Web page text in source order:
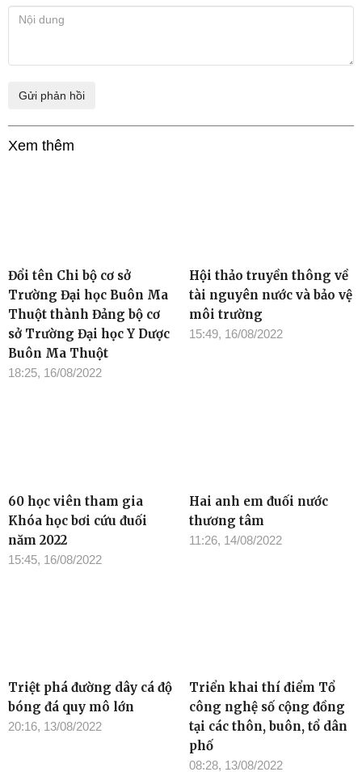
Xem thêm
Đổi tên Chi bộ cơ sở
Trường Đại học Buôn Ma
Thuột thành Đảng bộ cơ
sở Trường Đại học Y Dược
Buôn Ma Thuột
18:25, 16/08/2022
Hội thảo truyền thông về
tài nguyên nước và bảo vệ
môi trường
15:49, 16/08/2022
60 học viên tham gia
Khóa học bơi cứu đuối
năm 2022
15:45, 16/08/2022
Hai anh em đuối nước
thương tâm
11:26, 14/08/2022
Triệt phá đường dây cá độ
bóng đá quy mô lớn
20:16, 13/08/2022
Triển khai thí điểm Tổ
công nghệ số cộng đồng
tại các thôn, buôn, tổ dân
phố
08:28, 13/08/2022